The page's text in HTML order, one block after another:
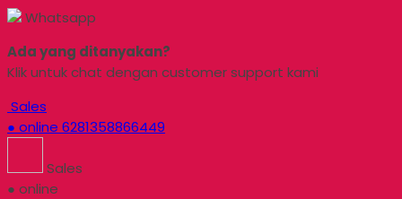
Whatsapp
Ada yang ditanyakan?
Klik untuk chat dengan customer support kami
Sales
● online 6281358866449
Sales
● online